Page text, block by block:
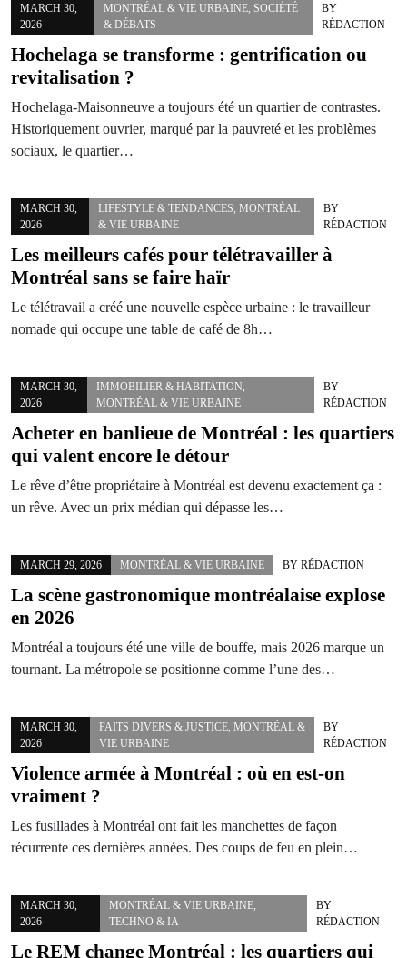
MARCH 30,
2026
MONTRÉAL & VIE URBAINE SOCIÉTÉ
& DÉBATS
BY
RÉDACTION
Hochelaga se transforme : gentrification ou
revitalisation ?
Hochelaga-Maisonneuve a toujours été un quartier de contrastes.
Historiquement ouvrier, marqué par la pauvreté et les problèmes
sociaux, le quartier…
MARCH 30,
2026
LIFESTYLE & TENDANCES MONTRÉAL
& VIE URBAINE
BY
RÉDACTION
Les meilleurs cafés pour télétravailler à
Montréal sans se faire haïr
Le télétravail a créé une nouvelle espèce urbaine : le travailleur
nomade qui occupe une table de café de 8h…
MARCH 30,
2026
IMMOBILIER & HABITATION
MONTRÉAL & VIE URBAINE
BY
RÉDACTION
Acheter en banlieue de Montréal : les quartiers
qui valent encore le détour
Le rêve d’être propriétaire à Montréal est devenu exactement ça :
un rêve. Avec un prix médian qui dépasse les…
MARCH 29, 2026 MONTRÉAL & VIE URBAINE BY RÉDACTION
La scène gastronomique montréalaise explose
en 2026
Montréal a toujours été une ville de bouffe, mais 2026 marque un
tournant. La métropole se positionne comme l’une des…
MARCH 30,
2026
FAITS DIVERS & JUSTICE, MONTRÉAL &
VIE URBAINE
BY
RÉDACTION
Violence armée à Montréal : où en est-on
vraiment ?
Les fusillades à Montréal ont fait les manchettes de façon
récurrente ces dernières années. Des coups de feu en plein…
MARCH 30,
2026
MONTRÉAL & VIE URBAINE,
TECHNO & IA
BY
RÉDACTION
Le REM change Montréal : les quartiers qui